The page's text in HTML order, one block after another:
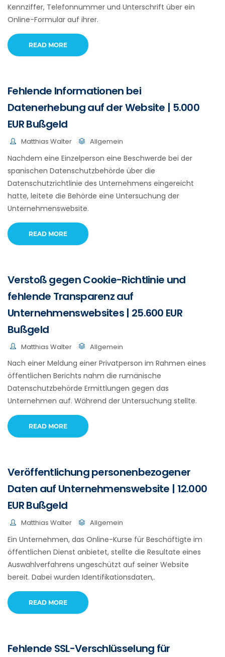
Kennziffer, Telefonnummer und Unterschrift über ein
Online-Formular auf ihrer.
READ MORE
Fehlende Informationen bei
Datenerhebung auf der Website | 5.000
EUR Bußgeld
Matthias Walter Allgemein
Nachdem eine Einzelperson eine Beschwerde bei der
spanischen Datenschutzbehörde über die
Datenschutzrichtlinie des Unternehmens eingereicht
hatte, leitete die Behörde eine Untersuchung der
Unternehmenswebsite.
READ MORE
Verstoß gegen Cookie-Richtlinie und
fehlende Transparenz auf
Unternehmenswebsites | 25.600 EUR
Bußgeld
Matthias Walter Allgemein
Nach einer Meldung einer Privatperson im Rahmen eines
öffentlichen Berichts nahm die rumänische
Datenschutzbehörde Ermittlungen gegen das
Unternehmen auf. Während der Untersuchung stellte.
READ MORE
Veröffentlichung personenbezogener
Daten auf Unternehmenswebsite | 12.000
EUR Bußgeld
Matthias Walter Allgemein
Ein Unternehmen, das Online-Kurse für Beschäftigte im
öffentlichen Dienst anbietet, stellte die Resultate eines
Auswahlverfahrens ungeschützt auf seiner Website
bereit. Dabei wurden Identifikationsdaten,.
READ MORE
Fehlende SSL-Verschlüsselung für